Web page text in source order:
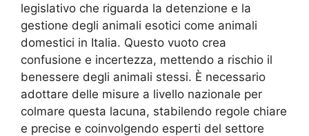
legislativo che riguarda la detenzione e la
gestione degli animali esotici come animali
domestici in Italia. Questo vuoto crea
confusione e incertezza, mettendo a rischio il
benessere degli animali stessi. È necessario
adottare delle misure a livello nazionale per
colmare questa lacuna, stabilendo regole chiare
e precise e coinvolgendo esperti del settore